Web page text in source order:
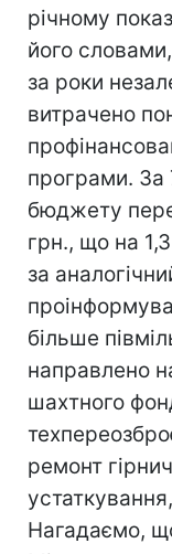
річному
його
за роки
витрачено
програми. За
бюджету
грн., що на
за
більше
направлено
шахтного
ремонт
Нагадаємо,